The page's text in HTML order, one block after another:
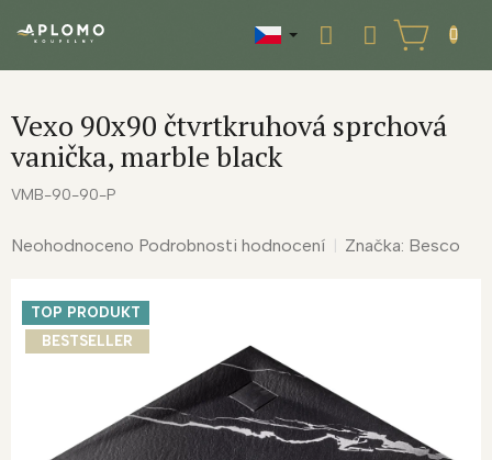
NÁKUPNÍ
KOŠÍK
Vexo 90x90 čtvrtkruhová sprchová
vanička, marble black
VMB-90-90-P
Průměrné
Neohodnoceno Podrobnosti hodnocení Značka: Besco
TOP PRODUKT
BESTSELLER